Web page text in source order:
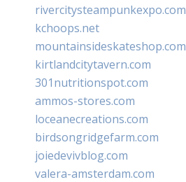
rivercitysteampunkexpo.com
kchoops.net
mountainsideskateshop.com
kirtlandcitytavern.com
301nutritionspot.com
ammos-stores.com
loceanecreations.com
birdsongridgefarm.com
joiedevivblog.com
valera-amsterdam.com